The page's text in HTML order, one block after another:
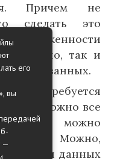
Причем не
сделать это
протяженности
так и
требуется
это можно все
а можно
Можно,
для данных
его
вы
—